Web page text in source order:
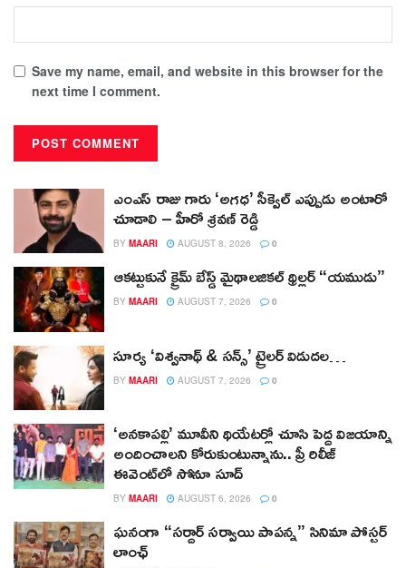
Save my name, email, and website in this browser for the
next time I comment.
ఎంఎస్ రాజు గారు ‘అగధ’ సీక్వెల్ ఎప్పుడు అంటారో
చూడాలి – హీరో శ్రవణ్ రెడ్డి
BY MAARI AUGUST 8, 2026 0
ఆకట్టుకునే క్రైమ్ బేస్డ్ మైథాలజికల్ థ్రిల్లర్ “యముడు”
BY MAARI AUGUST 7, 2026 0
సూర్య ‘విశ్వనాథ్ & సన్స్’ ట్రైలర్ విడుదల…
BY MAARI AUGUST 7, 2026 0
‘అనకాపల్లి’ మూవీని థియేటర్లో చూసి పెద్ద విజయాన్ని
అందించాలని కోరుకుంటున్నాను.. ప్రీ రిలీజ్
ఈవెంట్‌లో సోనూ సూద్
BY MAARI AUGUST 6, 2026 0
ఘనంగా “సర్దార్ సర్వాయి పాపన్న” సినిమా పోస్టర్
లాంఛ్